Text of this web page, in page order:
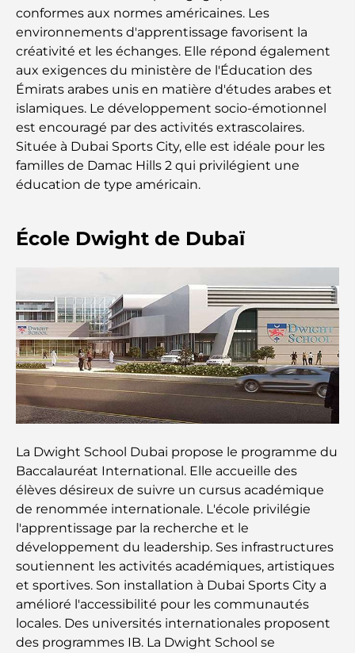
le shopping et les loisirs
Que faire au DIFC : explorez le quartier le plus
dynamique de Dubaï
Cartes de crédit aux Émirats arabes unis : un guide
complet pour dépenser intelligemment
Hôpital du DIFC : des soins médicaux de classe
mondiale à Dubaï
Beyond Price
rencontre le style de vie professionnel
Plateformes de trading aux Émirats arabes unis :
un guide pour les investisseurs modernes
Family Beach Club Dubai : Là où divertissement et
détente se rencontrent
Les meilleures écoles IB à Dubaï : un guide
complet pour les parents
Plan directeur de Dubai Hills : une vision pour la
vie communautaire moderne
Restaurant de l'Opéra de Dubaï : Quand la
gastronomie rencontre la culture
Les marques de costumes les plus chères qui
définissent le luxe sur mesure
conformes aux normes américaines. Les
environnements d'apprentissage favorisent la
créativité et les échanges. Elle répond également
aux exigences du ministère de l'Éducation des
Émirats arabes unis en matière d'études arabes et
islamiques. Le développement socio-émotionnel
est encouragé par des activités extrascolaires.
Située à Dubai Sports City, elle est idéale pour les
familles de Damac Hills 2 qui privilégient une
éducation de type américain.
École Dwight de Dubaï
La Dwight School Dubai propose le programme du
Baccalauréat International. Elle accueille des
élèves désireux de suivre un cursus académique
de renommée internationale. L'école privilégie
l'apprentissage par la recherche et le
développement du leadership. Ses infrastructures
soutiennent les activités académiques, artistiques
et sportives. Son installation à Dubai Sports City a
amélioré l'accessibilité pour les communautés
locales. Des universités internationales proposent
des programmes IB. La Dwight School se